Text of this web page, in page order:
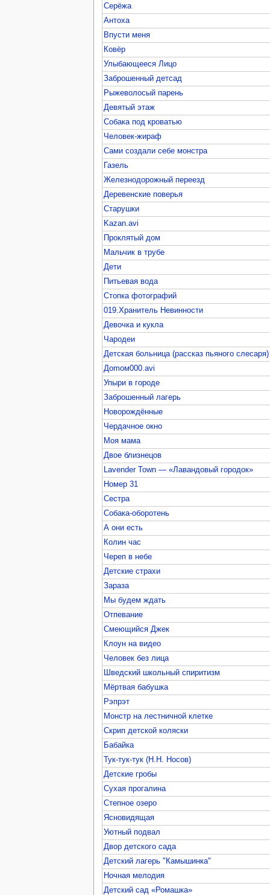
Серёжа
Антоха
Впусти меня
Ковёр
Улыбающееся Лицо
Заброшенный детсад
Рыжеволосый парень
Девятый этаж
Собака под кроватью
Человек-жираф
Сами создали себе монстра
Газель
Железнодорожный переезд
Деревенские поверья
Старушки
Kazan.avi
Проклятый дом
Мальчик в трубе
Дети
Питьевая вода
Стопка фотографий
019.Хранитель Невинности
Девочка и кукла
Чародеи
Детская больница (рассказ пьяного слесаря)
Доmом000.avi
Упыри в городе
Заброшенный лагерь
Новорождённые
Чердачное окно
Моя мама
Двое близнецов
Lavender Town — «Лавандовый городок»
Номер 31
Сестра
Собака-оборотень
А они есть
Колин час
Череп в небе
Детские страхи
Зараза
Мы будем ждать
Отпевание
Смеющийся Джек
Клоун на видео
Человек без лица
Шведский школьный спиритизм
Мёртвая бабушка
Рэпрэт
Монстр на лестничной клетке
Скрип детской коляски
Бабайка
Тук-тук-тук (Н.Н. Носов)
Детские гробы
Сухая прогалина
Степное озеро
Ясновидящая
Уютный подвал
Двор детского сада
Детский лагерь "Камышинка"
Ночная мелодия
Детский сад «Ромашка»